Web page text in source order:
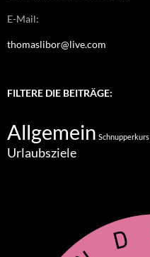
E-Mail:
thomaslibor@live.com
FILTERE DIE BEITRÄGE:
Allgemein Schnupperkurs
Urlaubsziele